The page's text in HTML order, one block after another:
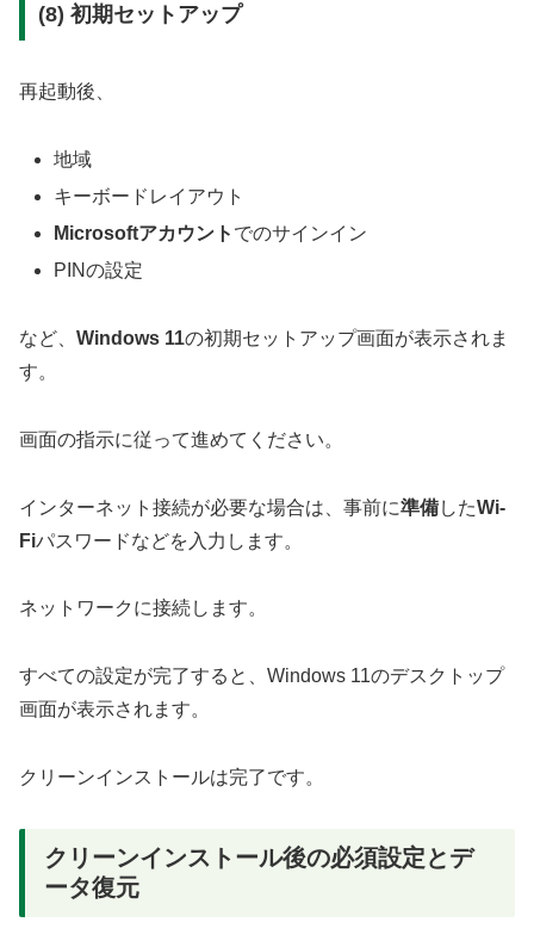
(8) 初期セットアップ
再起動後、
地域
キーボードレイアウト
Microsoftアカウント でのサインイン
PINの設定
など、 Windows 11の初期セットアップ画面が表示されま
す。
画面の指示に従って進めてください。
インターネット接続が必要な場合は、事前に準備したWi-
Fiパスワードなどを入力します。
ネットワークに接続します。
すべての設定が完了すると、Windows 11のデスクトップ
画面が表示されます。
クリーンインストールは完了です。
クリーンインストール後の必須設定とデ
ータ復元